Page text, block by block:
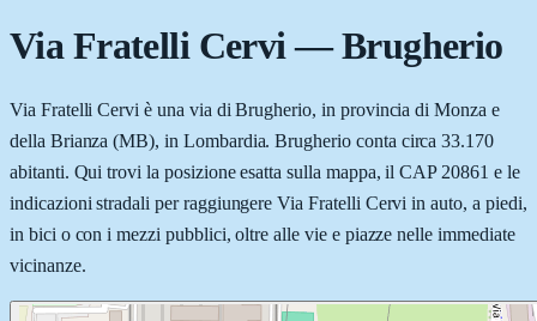
Via Fratelli Cervi—Brugherio
Via Fratelli Cervi è una via di Brugherio, in provincia di Monza e
della Brianza (MB), in Lombardia. Brugherio conta circa 33.170
abitanti. Qui trovi la posizione esatta sulla mappa, il CAP 20861 e le
indicazioni stradali per raggiungere Via Fratelli Cervi in auto, a piedi,
in bici o con i mezzi pubblici, oltre alle vie e piazze nelle immediate
vicinanze.